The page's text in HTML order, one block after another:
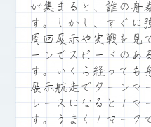
が集まると、誰の舟
す。しかし、すぐに
周回展示や実戦を見
ーンでスピードのあ
す。いくら経っても
展示航走でターンマ
レースになると１マ
す。うまく１マーク